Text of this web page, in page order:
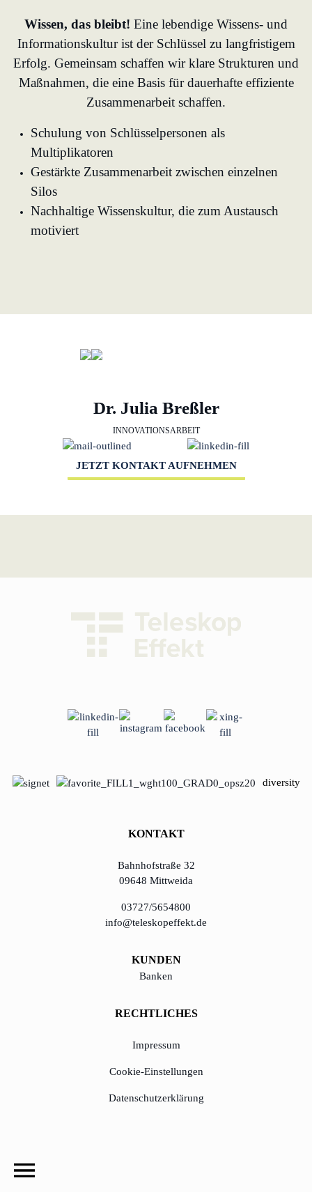
Wissen, das bleibt! Eine lebendige Wissens- und
Informationskultur ist der Schlüssel zu langfristigem
Erfolg. Gemeinsam schaffen wir klare Strukturen und
Maßnahmen, die eine Basis für dauerhafte effiziente
Zusammenarbeit schaffen.
Schulung von Schlüsselpersonen als
Multiplikatoren
Gestärkte Zusammenarbeit zwischen einzelnen
Silos
Nachhaltige Wissenskultur, die zum Austausch
motiviert
Dr. Julia Breßler
INNOVATIONSARBEIT
JETZT KONTAKT AUFNEHMEN
diversity
KONTAKT
Bahnhofstraße 32
09648 Mittweida
03727/5654800
info@teleskopeffekt.de
KUNDEN
Banken
RECHTLICHES
Impressum
Cookie-Einstellungen
Datenschutzerklärung